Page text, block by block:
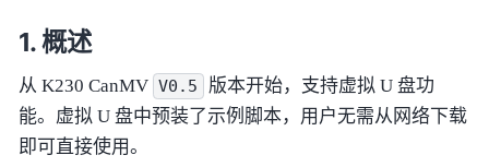
概述
从 K230 CanMV V0.5
版本开始，支持虚拟 U 盘功
能。虚拟 U 盘中预装了示例脚本，用户无需从网络下载
即可直接使用。